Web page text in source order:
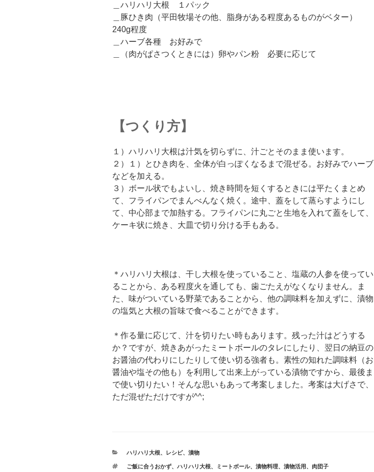
＿ハリハリ大根 １パック
＿豚ひき肉（平田牧場その他、脂身がある程度あるものがベター）
240g程度
＿ハーブ各種 お好みで
＿（肉がぱさつくときには）卵やパン粉 必要に応じて
【つくり方】
１）ハリハリ大根は汁気を切らずに、汁ごとそのまま使います。
２）１）とひき肉を、全体が白っぽくなるまで混ぜる。お好みでハーブ
などを加える。
３）ボール状でもよいし、焼き時間を短くするときには平たくまとめ
て、フライパンでまんべんなく焼く。途中、蓋をして蒸らすようにし
て、中心部まで加熱する。フライパンに丸ごと生地を入れて蓋をして、
ケーキ状に焼き、大皿で切り分ける手もある。
＊ハリハリ大根は、干し大根を使っていること、塩蔵の人参を使ってい
ることから、ある程度火を通しても、歯ごたえがなくなりません。ま
た、味がついている野菜であることから、他の調味料を加えずに、漬物
の塩気と大根の旨味で食べることができます。
＊作る量に応じて、汁を切りたい時もあります。残った汁はどうする
か？ですが、焼きあがったミートボールのタレにしたり、翌日の納豆の
お醤油の代わりにしたりして使い切る強者も。素性の知れた調味料（お
醤油や塩その他も）を利用して出来上がっている漬物ですから、最後ま
で使い切りたい！そんな思いもあって考案しました。考案は大げさで、
ただ混ぜただけですが^^;
カ
ゴ
ハリハリ大根、 レシピ、 漬物
タ
ご飯に合うおかず、 ハリハリ大根、 ミートボール、 漬物料理、 漬物活用 、 肉団子